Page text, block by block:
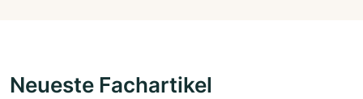
Neueste Fachartikel